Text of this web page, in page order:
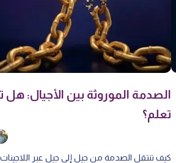
الصدمة الموروثة بين الأجيال:
تعلم؟
كيف تنتقل الصدمة من جيل إلى جيل عبر